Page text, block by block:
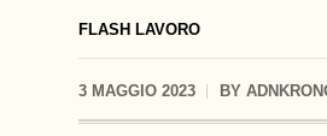
FLASH LAVORO
3 MAGGIO 2023 BY